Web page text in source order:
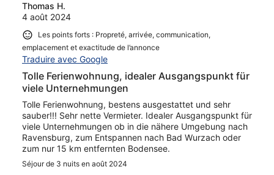
Thomas H.
4 août 2024
Les points forts : Propreté, arrivée, communication,
emplacement et exactitude de l’annonce
Traduire avec Google
Tolle Ferienwohnung, idealer Ausgangspunkt für
viele Unternehmungen
Tolle Ferienwohnung, bestens ausgestattet und sehr
sauber!!! Sehr nette Vermieter. Idealer Ausgangspunkt für
viele Unternehmungen ob in die nähere Umgebung nach
Ravensburg, zum Entspannen nach Bad Wurzach oder
zum nur 15 km entfernten Bodensee.
Séjour de 3 nuits en août 2024